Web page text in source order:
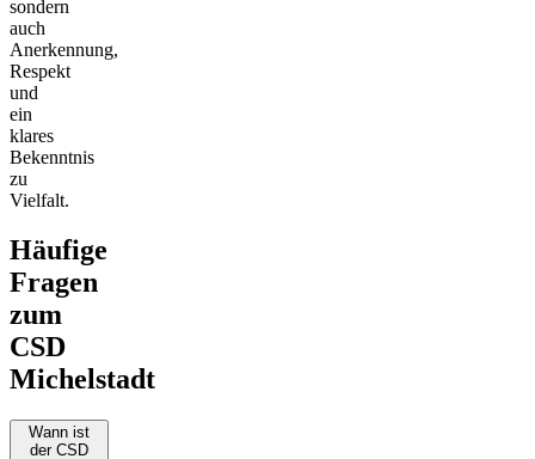
sondern
auch
Anerkennung,
Respekt
und
ein
klares
Bekenntnis
zu
Vielfalt.
Häufige
Fragen
zum
CSD
Michelstadt
Wann ist
der CSD